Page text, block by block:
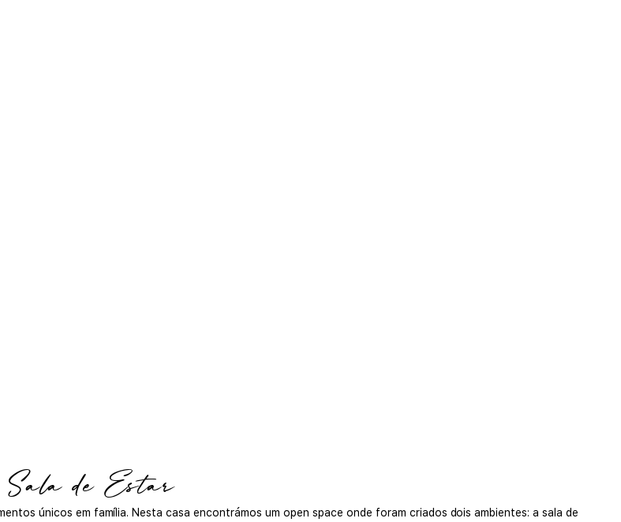
Sala de Estar
únicos em família. Nesta casa encontrámos um open space onde foram criados dois ambientes: a sala de